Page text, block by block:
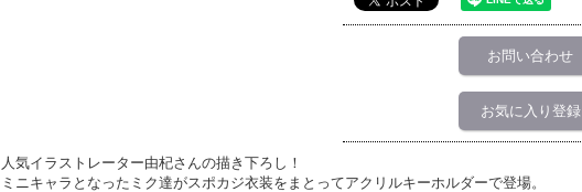
お問い合わせ
お気に入り登録
人気イラストレーター由杞さんの描き下ろし！
ミニキャラとなったミク達がスポカジ衣装をまとってアクリルキーホルダーで登場。